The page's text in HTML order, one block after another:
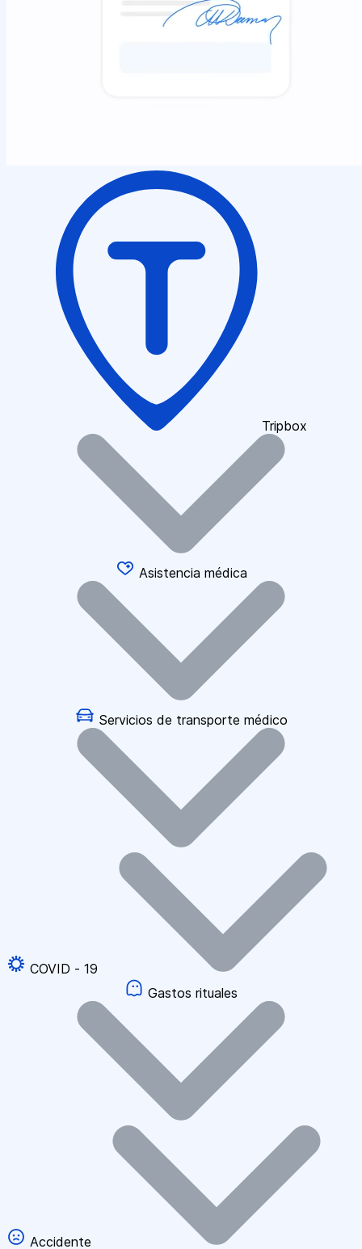
Tripbox
Asistencia médica
Servicios de transporte médico
COVID - 19
Gastos rituales
Accidente